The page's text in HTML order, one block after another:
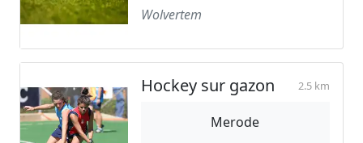
Wolvertem
Hockey sur gazon 2.5 km
Merode